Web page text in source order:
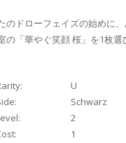
のドローフェイズの始めに
「華やぐ笑顔 桜」を1枚選
U
Schwarz
2
1